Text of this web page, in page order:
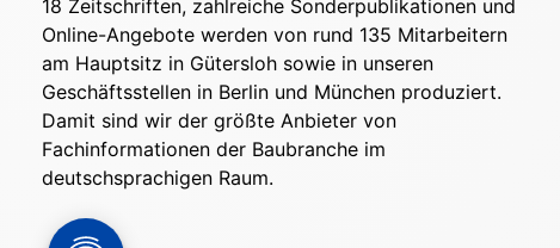
18 Zeitschriften, zahlreiche Sonderpublikationen und
Online-Angebote werden von rund 135 Mitarbeitern
am Hauptsitz in Gütersloh sowie in unseren
Geschäftsstellen in Berlin und München produziert.
Damit sind wir der größte Anbieter von
Fachinformationen der Baubranche im
deutschsprachigen Raum.